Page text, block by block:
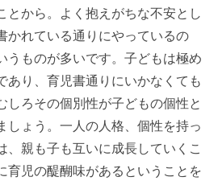
とから。よく抱えがちな不安とし
かれている通りにやっているの
うものが多いです。子どもは極め
あり、育児書通りにいかなくても
しろその個別性が子どもの個性と
しょう。一人の人格、個性を持っ
、親も子も互いに成長していくこ
育児の醍醐味があるということを